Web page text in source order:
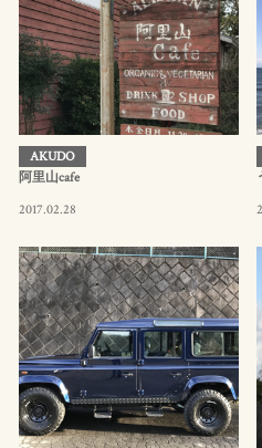
AKUDO
阿里山cafe
2017.02.28